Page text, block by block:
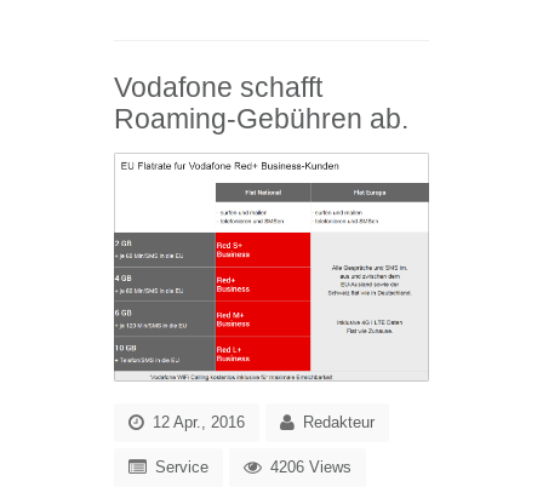
Vodafone schafft
Roaming-Gebühren ab.
12 Apr., 2016 Redakteur
Service 4206 Views